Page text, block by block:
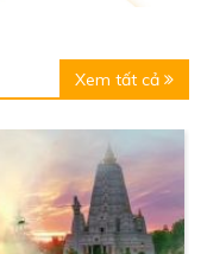
Xem tất cả